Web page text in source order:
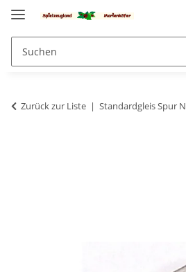
Zurück zur Liste Standardgleis Spur N